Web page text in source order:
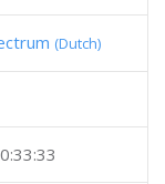
(Dutch)